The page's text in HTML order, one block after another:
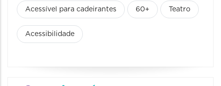
Acessível para cadeirantes 60+ Teatro
Acessibilidade